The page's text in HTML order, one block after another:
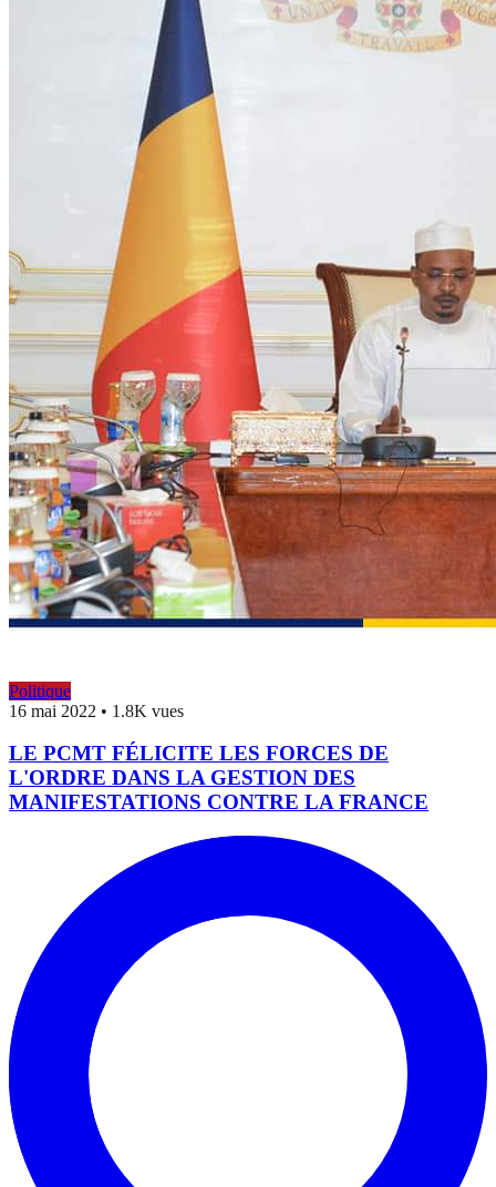
Politique
16 mai 2022 • 1.8K vues
LE PCMT FÉLICITE LES FORCES DE
L'ORDRE DANS LA GESTION DES
MANIFESTATIONS CONTRE LA FRANCE